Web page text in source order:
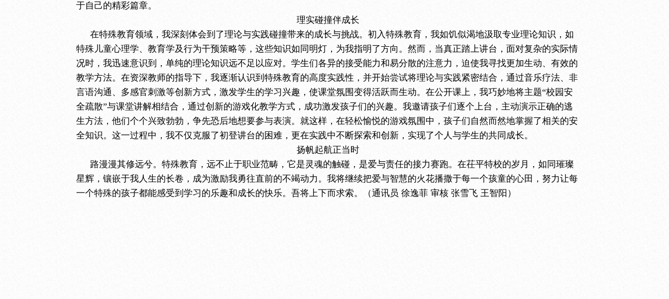
于自己的精彩篇章。
理实碰撞伴成长
在特殊教育领域，我深刻体会到了理论与实践碰撞带来的成长与挑战。初入特殊教育，我如饥似渴地汲取专业理论知识，如
特殊儿童心理学、教育学及行为干预策略等，这些知识如同明灯，为我指明了方向。然而，当真正踏上讲台，面对复杂的实际情
况时，我迅速意识到，单纯的理论知识远不足以应对。学生们各异的接受能力和易分散的注意力，迫使我寻找更加生动、有效的
教学方法。在资深教师的指导下，我逐渐认识到特殊教育的高度实践性，并开始尝试将理论与实践紧密结合，通过音乐疗法、非
言语沟通、多感官刺激等创新方式，激发学生的学习兴趣，使课堂氛围变得活跃而生动。在公开课上，我巧妙地将主题“校园安
全疏散”与课堂讲解相结合，通过创新的游戏化教学方式，成功激发孩子们的兴趣。我邀请孩子们逐个上台，主动演示正确的逃
生方法，他们个个兴致勃勃，争先恐后地想要参与表演。就这样，在轻松愉悦的游戏氛围中，孩子们自然而然地掌握了相关的安
全知识。这一过程中，我不仅克服了初登讲台的困难，更在实践中不断探索和创新，实现了个人与学生的共同成长。
扬帆起航正当时
路漫漫其修远兮。特殊教育，远不止于职业范畴，它是灵魂的触碰，是爱与责任的接力赛跑。在茌平特校的岁月，如同璀璨
星辉，镶嵌于我人生的长卷，成为激励我勇往直前的不竭动力。我将继续把爱与智慧的火花播撒于每一个孩童的心田，努力让每
一个特殊的孩子都能感受到学习的乐趣和成长的快乐。吾将上下而求索。（通讯员 徐逸菲 审核 张雪飞 王智阳）